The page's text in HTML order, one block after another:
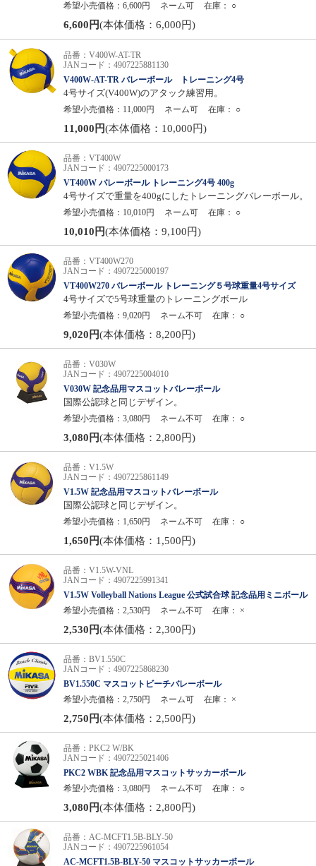
希望小売価格：6,600円
ネーム可 在庫： ○
6,600円(本体価格：6,000円)
品番：V400W-AT-TR
JANコード：4907225881130
V400W-AT-TR バレーボール トレーニング4号
4号サイズ(V400W)のアタック練習用。
希望小売価格：11,000円
ネーム可 在庫： ○
11,000円(本体価格：10,000円)
品番：VT400W
JANコード：4907225000173
VT400W バレーボール トレーニング4号 400g
4号サイズで重量を400gにしたトレーニングバレーボール。
希望小売価格：10,010円
ネーム可 在庫： ○
10,010円(本体価格：9,100円)
品番：VT400W270
JANコード：4907225000197
VT400W270 バレーボール トレーニング５号球重量4号サイズ
4号サイズで5号球重量のトレーニングボール
希望小売価格：9,020円
ネーム不可 在庫： ○
9,020円(本体価格：8,200円)
品番：V030W
JANコード：4907225004010
V030W 記念品用マスコットバレーボール
国際公認球と同じデザイン。
希望小売価格：3,080円
ネーム不可 在庫： ○
3,080円(本体価格：2,800円)
品番：V1.5W
JANコード：4907225861149
V1.5W 記念品用マスコットバレーボール
国際公認球と同じデザイン。
希望小売価格：1,650円
ネーム不可 在庫： ○
1,650円(本体価格：1,500円)
品番：V1.5W-VNL
JANコード：4907225991341
V1.5W Volleyball Nations League 公式試合球 記念品用ミニボール
希望小売価格：2,530円
ネーム不可 在庫： ×
2,530円(本体価格：2,300円)
品番：BV1.550C
JANコード：4907225868230
BV1.550C マスコットビーチバレーボール
希望小売価格：2,750円
ネーム可 在庫： ×
2,750円(本体価格：2,500円)
品番：PKC2 W/BK
JANコード：4907225021406
PKC2 WBK 記念品用マスコットサッカーボール
希望小売価格：3,080円
ネーム不可 在庫： ○
3,080円(本体価格：2,800円)
品番：AC-MCFT1.5B-BLY-50
JANコード：4907225961054
AC-MCFT1.5B-BLY-50 マスコットサッカーボール